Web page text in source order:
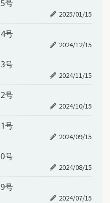
号
2025/01/15
号
2024/12/15
号
2024/11/15
号
2024/10/15
号
2024/09/15
号
2024/08/15
号
2024/07/15